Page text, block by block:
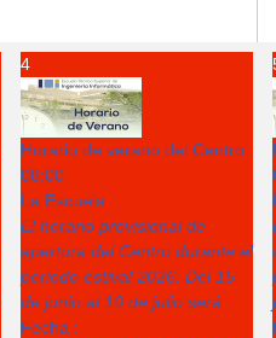
4
Horario de verano del Centro
08:00
La Escuela
El horario provisional de
apertura del Centro durante el
periodo estival 2026: Del 15
de junio al 10 de julio será
Fecha :